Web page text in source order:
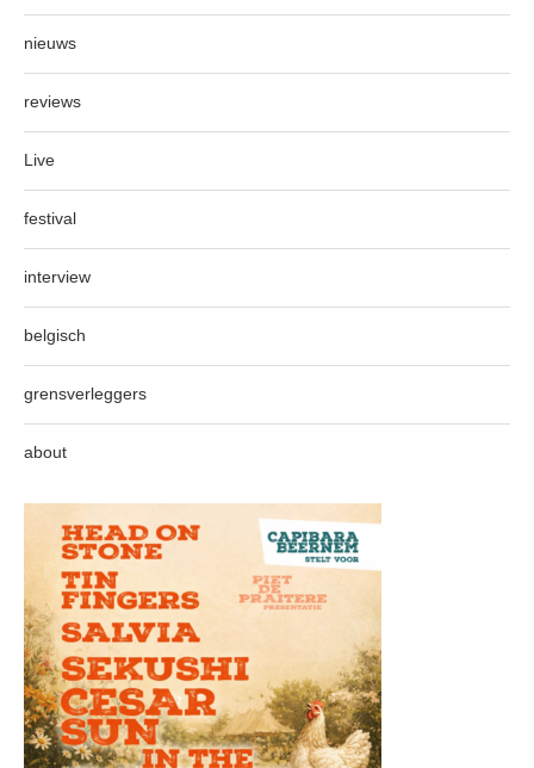
nieuws
reviews
Live
festival
interview
belgisch
grensverleggers
about